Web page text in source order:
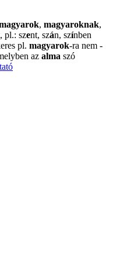
, magyaroknak,
pl.: szent, szán, színben
pl. magyarok-ra nem -
az alma szó